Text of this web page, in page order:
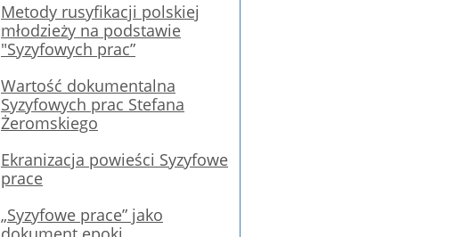
Metody rusyfikacji polskiej
młodzieży na podstawie
"Syzyfowych prac”
Wartość dokumentalna
Syzyfowych prac Stefana
Żeromskiego
Ekranizacja powieści Syzyfowe
prace
„Syzyfowe prace” jako